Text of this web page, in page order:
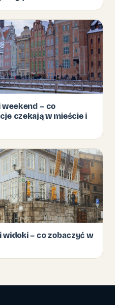
weekend – co
czekają w mieście i
widoki – co zobaczyć w